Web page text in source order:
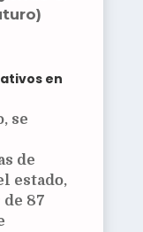
en
se
de
estado,
87